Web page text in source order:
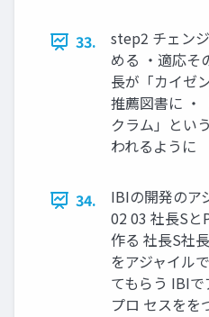
33.
step2 チェン
める ・適応そ
⻑が「カイゼ
推薦図書に ・
クラム」とい
われるように
34.
IBIの開発のア
02 03 社⻑Sと
作る 社⻑S社
をアジャイル
てもらう IBI
プロ セスをを